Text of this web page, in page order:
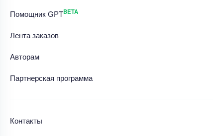
Помощник GPTBETA
Лента заказов
Авторам
Партнерская программа
Контакты